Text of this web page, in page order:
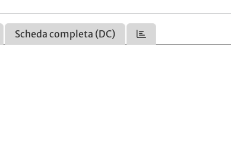
Scheda completa (DC)